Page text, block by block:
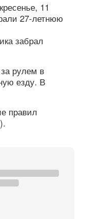
11
27-летнюю
забрал
рулем в
езду. В
правил